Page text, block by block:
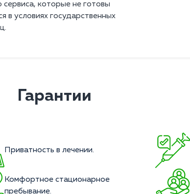
сервиса, которые не готовы
в условиях государственных
Гарантии
Приватность в лечении.
Комфортное стационарное
пребывание.